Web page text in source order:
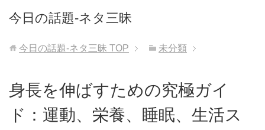
今日の話題-ネタ三昧
今日の話題-ネタ三昧 TOP 未分類
身長を伸ばすための究極ガイ
ド：運動、栄養、睡眠、生活ス